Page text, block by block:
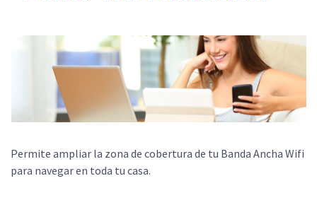
Permite ampliar la zona de cobertura de tu Banda Ancha Wifi
para navegar en toda tu casa.